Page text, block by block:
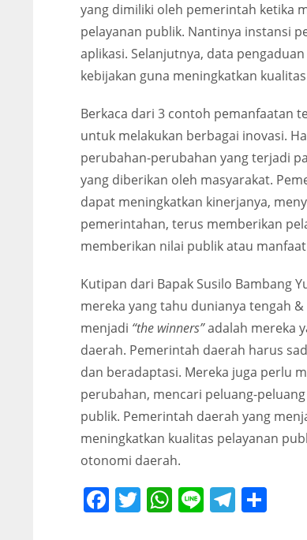
yang dimiliki oleh pemerintah ketika
pelayanan publik. Nantinya instansi
aplikasi. Selanjutnya, data
kebijakan guna meningkatkan
Berkaca dari 3 contoh pemanfaatan
untuk melakukan berbagai inovasi.
perubahan-perubahan yang terjadi
yang diberikan oleh masyarakat.
dapat meningkatkan kinerjanya,
pemerintahan, terus memberikan
memberikan nilai publik atau
Kutipan dari Bapak Susilo Bambang
mereka yang tahu dunianya tengah
menjadi “the winners”adalah mereka
daerah. Pemerintah daerah harus
dan beradaptasi. Mereka juga perlu
perubahan, mencari peluang-
publik. Pemerintah daerah yang
meningkatkan kualitas pelayanan
otonomi daerah.
Facebook
Twitter
WhatsApp
Line